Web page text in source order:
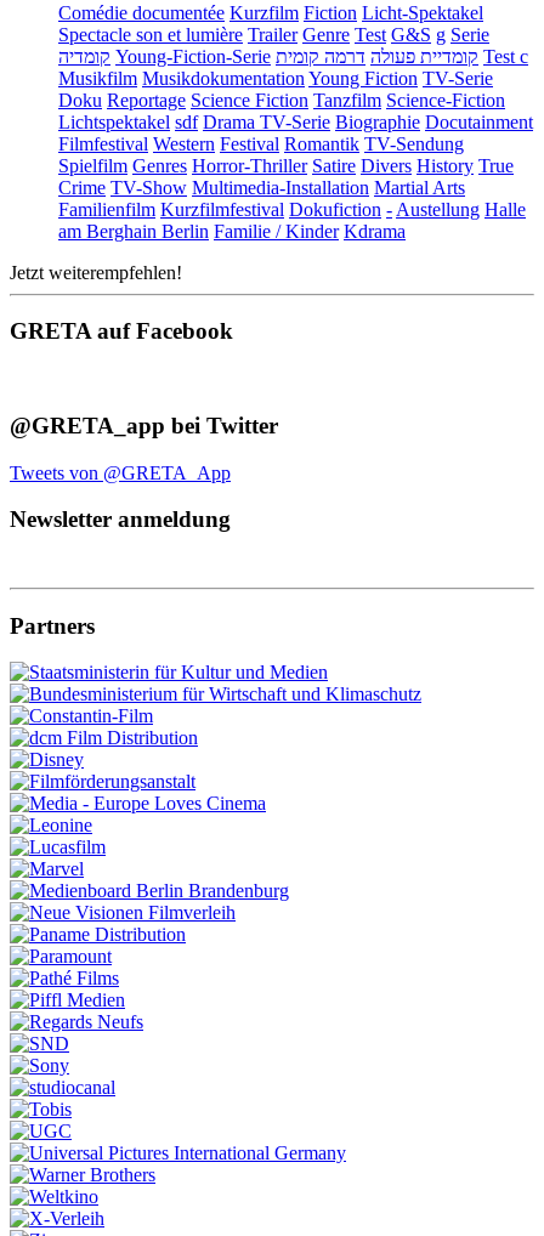
Comédie documentée Kurzfilm Fiction Licht-Spektakel
Spectacle son et lumière Trailer Genre Test G&S g Serie
קומדיה Young-Fiction-Serie קומדיית פעולה דרמה קומית
Test c
Musikfilm Musikdokumentation Young Fiction TV-Serie
Doku Reportage Science Fiction Tanzfilm Science-Fiction
Lichtspektakel sdf Drama TV-Serie Biographie Docutainment
Filmfestival Western Festival Romantik TV-Sendung
Spielfilm Genres Horror-Thriller Satire Divers History True
Crime TV-Show Multimedia-Installation Martial Arts
Familienfilm Kurzfilmfestival Dokufiction - Austellung Halle
am Berghain Berlin Familie / Kinder Kdrama
Jetzt weiterempfehlen!
GRETA auf Facebook
@GRETA_app bei Twitter
Tweets von @GRETA_App
Newsletter anmeldung
Partners